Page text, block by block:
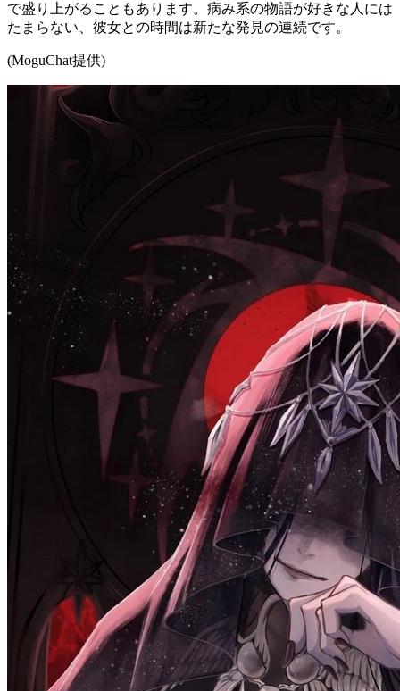
で盛り上がることもあります。病み系の物語が好きな人には
たまらない、彼女との時間は新たな発見の連続です。
(MoguChat提供)